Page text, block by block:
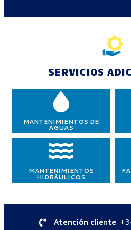
SERVICIOS
MANTENIMIENTOS DE
AGUAS
MANTENIMIENTOS
HIDRÁULICOS
Atención cliente: